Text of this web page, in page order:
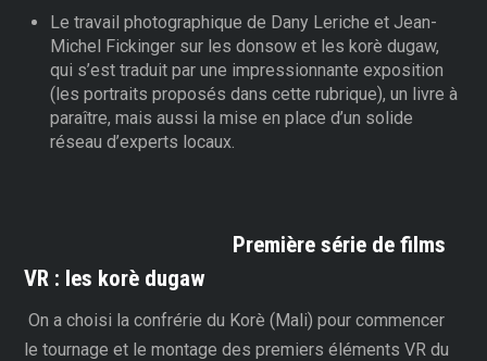
Le travail photographique de Dany Leriche et Jean-
Michel Fickinger sur les donsow et les korè dugaw,
qui s’est traduit par une impressionnante exposition
(les portraits proposés dans cette rubrique), un livre à
paraître, mais aussi la mise en place d’un solide
réseau d’experts locaux.
Première série de films
VR : les korè dugaw
On a choisi la confrérie du Korè (Mali) pour commencer
le tournage et le montage des premiers éléments VR du